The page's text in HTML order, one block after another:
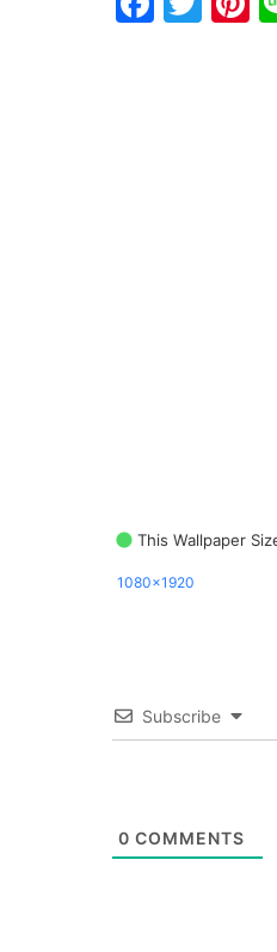
This Wallpaper
1080x1920
Subscribe
0 COMMENTS